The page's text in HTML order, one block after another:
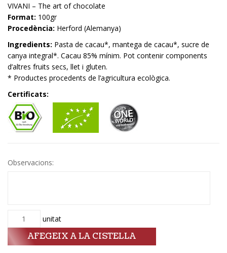
VIVANI – The art of chocolate
Format: 100gr
Procedència: Herford (Alemanya)
Ingredients: Pasta de cacau*, mantega de cacau*, sucre de
canya integral*. Cacau 85% mínim. Pot contenir components
d’altres fruits secs, llet i gluten.
* Productes procedents de l’agricultura ecològica.
Certificats:
Observacions:
Quantitat unitat
AFEGEIX A LA CISTELLA